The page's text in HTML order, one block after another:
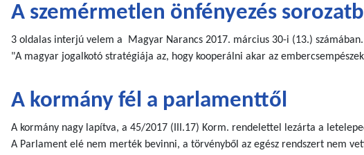
A szemérmetlen önfényezés
3 oldalas interjú velem a Magyar Narancs 2017. március 30-i (13.) számában.
"A magyar jogalkotó stratégiája az, hogy kooperálni akar az
A kormány fél a parlamenttől
A kormány nagy lapítva, a 45/2017 (III.17) Korm. rendelettel lezárta a
A Parlament elé nem merték bevinni, a törvényből az egész rendszert nem